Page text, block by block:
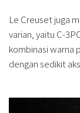
Le Creuset juga
varian, yaitu C-
kombinasi warna
dengan sedikit